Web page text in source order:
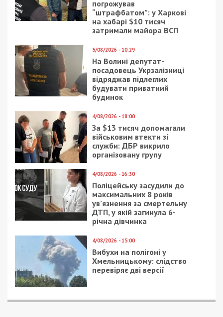
9/08/2026 - 11:57
Справа “ПриватБанку”: Ігоря Коломойського та його
спільників судитимуть за заволодіння 9,2 млрд грн